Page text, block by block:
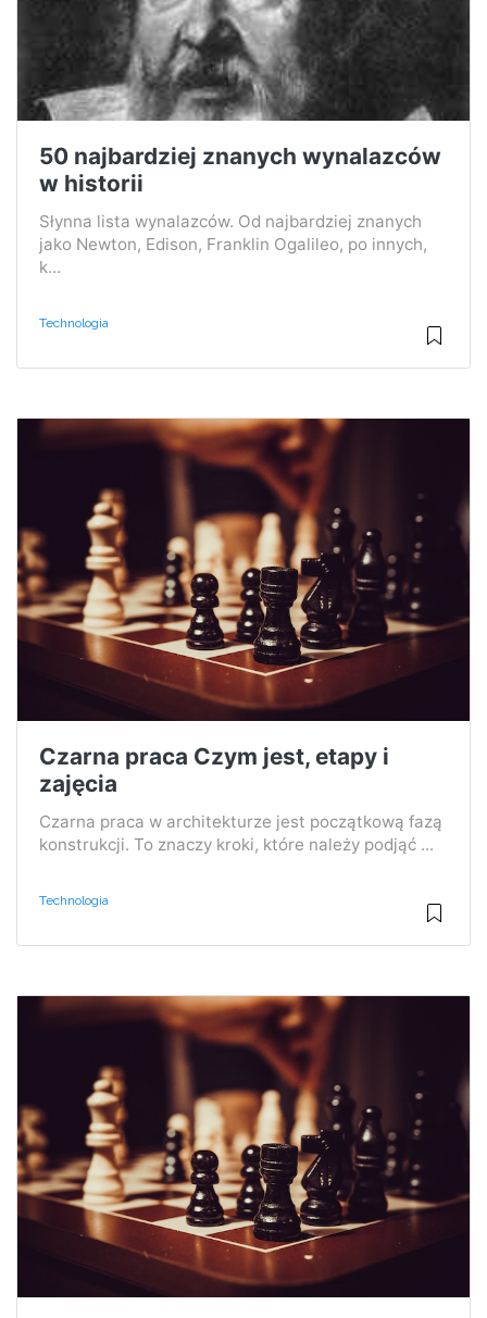
50 najbardziej znanych wynalazców
w historii
Słynna lista wynalazców. Od najbardziej znanych
jako Newton, Edison, Franklin Ogalileo, po innych,
k...
Technologia
Czarna praca Czym jest, etapy i
zajęcia
Czarna praca w architekturze jest początkową fazą
konstrukcji. To znaczy kroki, które należy podjąć ...
Technologia